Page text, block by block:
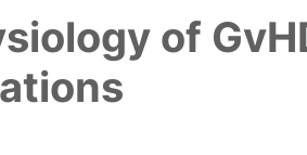
of